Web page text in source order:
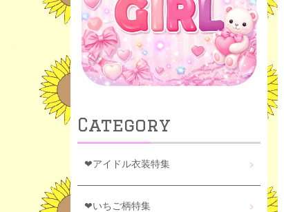
Category
❤アイドル衣装特集
❤いちご柄特集